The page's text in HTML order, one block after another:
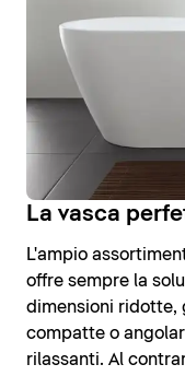
La vasca
L'ampio
offre sempre la
dimensioni ridotte,
compatte o
rilassanti. Al